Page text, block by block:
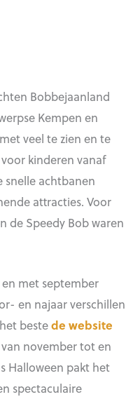
Bobbejaanland
Kempen en
veel te zien en te
kinderen vanaf
snelle achtbanen
attracties. Voor
de Speedy Bob waren
met september
en najaar verschillen
bestede website
november tot en
Halloween pakt het
spectaculaire